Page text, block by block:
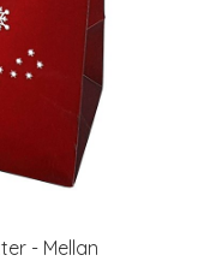
- Mellan